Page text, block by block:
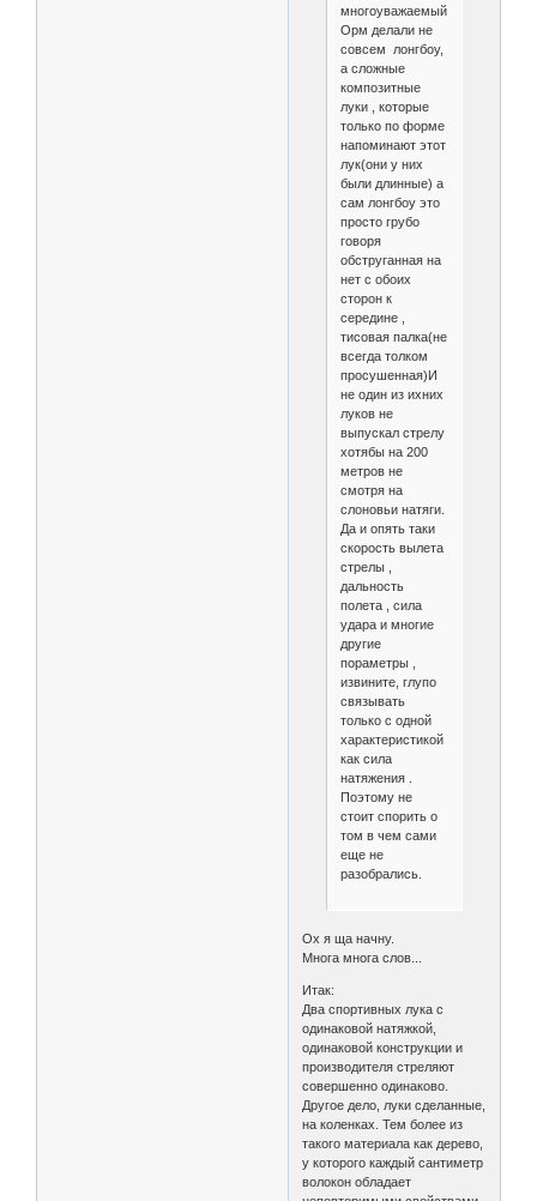
многоуважаемый
Орм делали не
совсем лонгбоу,
а сложные
композитные
луки , которые
только по форме
напоминают этот
лук(они у них
были длинные) а
сам лонгбоу это
просто грубо
говоря
обструганная на
нет с обоих
сторон к
середине ,
тисовая палка(не
всегда толком
просушенная)И
не один из ихних
луков не
выпускал стрелу
хотябы на 200
метров не
смотря на
слоновьи натяги.
Да и опять таки
скорость вылета
стрелы ,
дальность
полета , сила
удара и многие
другие
пораметры ,
извините, глупо
связывать
только с одной
характеристикой
как сила
натяжения .
Поэтому не
стоит спорить о
том в чем сами
еще не
разобрались.
Ох я ща начну.
Многа многа слов...
Итак:
Два спортивных лука с
одинаковой натяжкой,
одинаковой конструкции и
производителя стреляют
совершенно одинаково.
Другое дело, луки сделанные,
на коленках. Тем более из
такого материала как дерево,
у которого каждый сантиметр
волокон обладает